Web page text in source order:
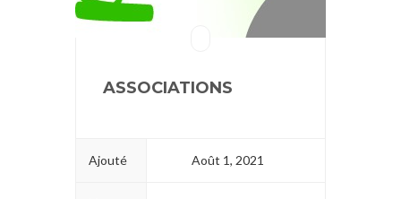
ASSOCIATIONS
Ajouté Août 1, 2021